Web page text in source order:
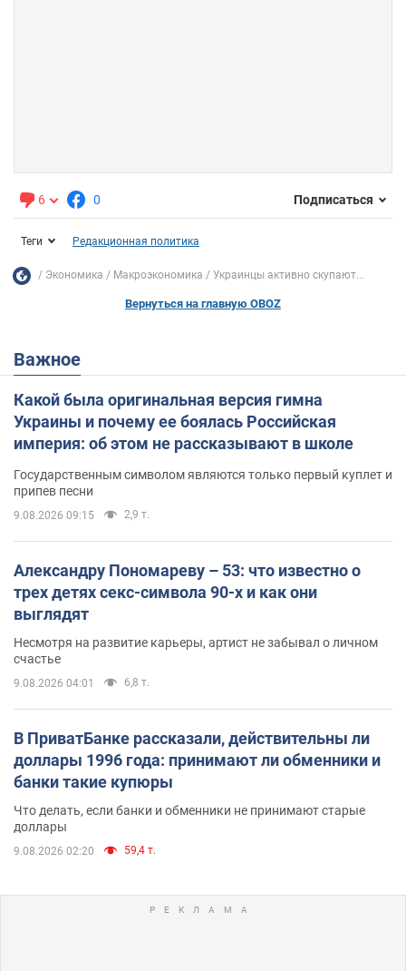
6 0 Подписаться
Теги Редакционная политика
Экономика Mакроэкономика Украинцы активно скупают...
Вернуться на главную OBOZ
Важное
Какой была оригинальная версия гимна
Украины и почему ее боялась Российская
империя: об этом не рассказывают в школе
Государственным символом являются только первый куплет и
припев песни
9.08.2026 09:15 2,9 т.
Александру Пономареву – 53: что известно о
трех детях секс-символа 90-х и как они
выглядят
Несмотря на развитие карьеры, артист не забывал о личном
счастье
9.08.2026 04:01 6,8 т.
В ПриватБанке рассказали, действительны ли
доллары 1996 года: принимают ли обменники и
банки такие купюры
Что делать, если банки и обменники не принимают старые
доллары
9.08.2026 02:20 59,4 т.